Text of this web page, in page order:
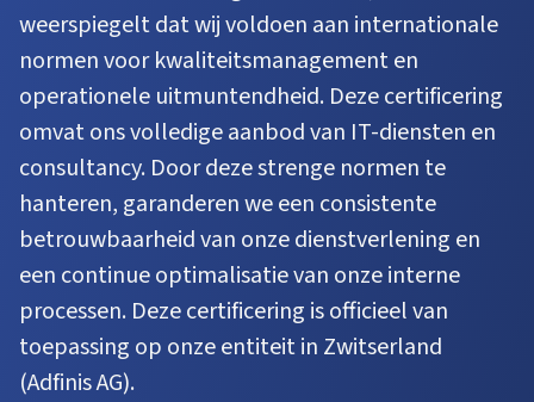
weerspiegelt dat wij voldoen aan internationale
normen voor kwaliteitsmanagement en
operationele uitmuntendheid. Deze certificering
omvat ons volledige aanbod van IT-diensten en
consultancy. Door deze strenge normen te
hanteren, garanderen we een consistente
betrouwbaarheid van onze dienstverlening en
een continue optimalisatie van onze interne
processen. Deze certificering is officieel van
toepassing op onze entiteit in Zwitserland
(Adfinis AG).